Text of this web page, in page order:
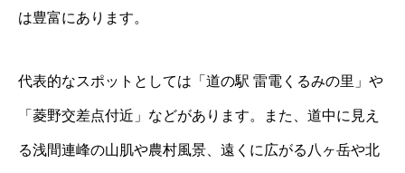
は豊富にあります。
代表的なスポットとしては「道の駅 雷電くるみの里」や
「菱野交差点付近」などがあります。また、道中に見え
る浅間連峰の山肌や農村風景、遠くに広がる八ヶ岳や北